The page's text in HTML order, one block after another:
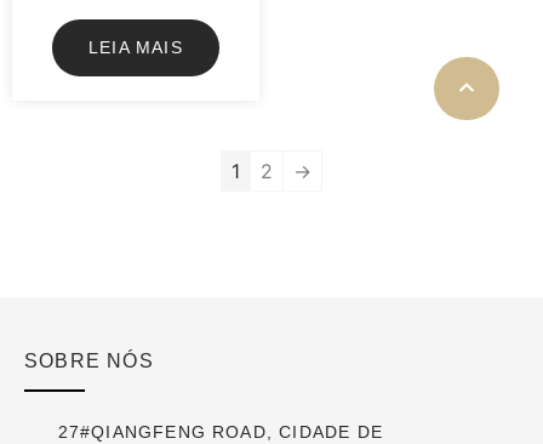
LEIA MAIS
1 2 →
SOBRE NÓS
27#QIANGFENG ROAD, CIDADE DE